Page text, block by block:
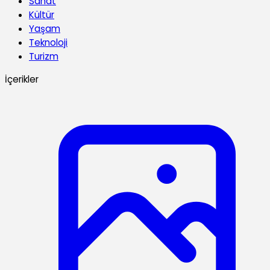
Kültür
Yaşam
Teknoloji
Turizm
İçerikler